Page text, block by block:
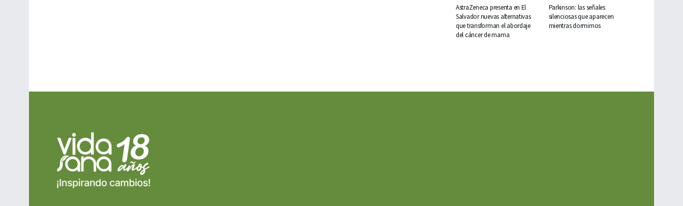
AstraZeneca presenta en El
Salvador nuevas alternativas
que transforman el abordaje
del cáncer de mama
Parkinson: las señales
silenciosas que aparecen
mientras dormimos